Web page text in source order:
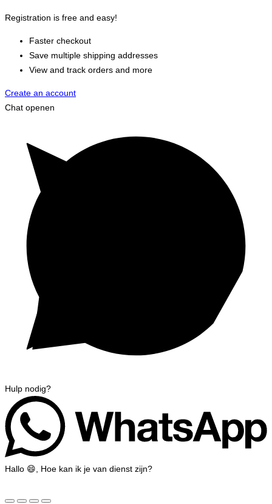
Registration is free and easy!
Faster checkout
Save multiple shipping addresses
View and track orders and more
Create an account
Chat openen
Hulp nodig?
Hallo 😄, Hoe kan ik je van dienst zijn?